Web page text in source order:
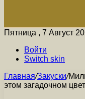
Пятница , 7 Август
Войти
Switch skin
Главная/Закуски/
этом загадочном